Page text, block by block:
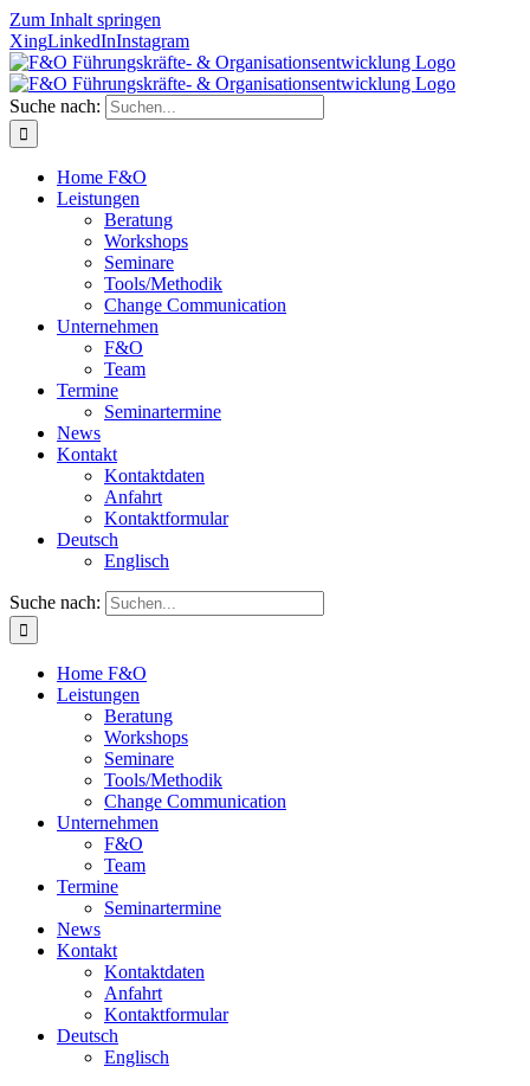
Zum Inhalt springen
XingLinkedInInstagram
Suche nach:
Home F&O
Leistungen
Beratung
Workshops
Seminare
Tools/Methodik
Change Communication
Unternehmen
F&O
Team
Termine
Seminartermine
News
Kontakt
Kontaktdaten
Anfahrt
Kontaktformular
Deutsch
Englisch
Suche nach:
Home F&O
Leistungen
Beratung
Workshops
Seminare
Tools/Methodik
Change Communication
Unternehmen
F&O
Team
Termine
Seminartermine
News
Kontakt
Kontaktdaten
Anfahrt
Kontaktformular
Deutsch
Englisch